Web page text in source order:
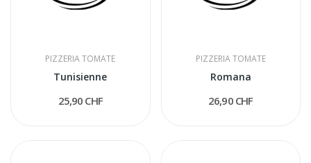
PIZZERIA TOMATE
Tunisienne
25,90 CHF
PIZZERIA TOMATE
Romana
26,90 CHF